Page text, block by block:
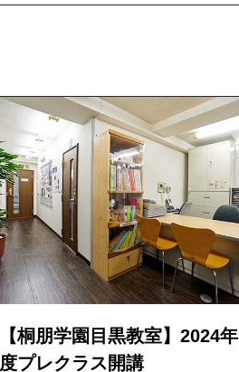
【桐朋学園目黒教室】2024年
度プレクラス開講